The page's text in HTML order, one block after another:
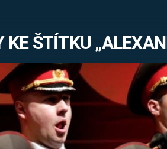
VÁLEČNÉ
a
ŠTÍTKU